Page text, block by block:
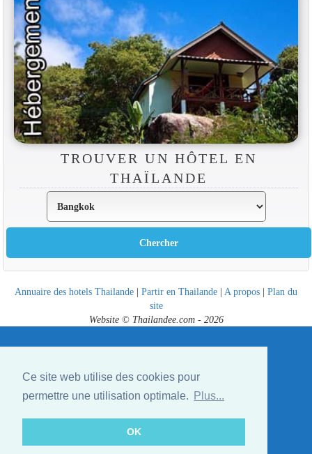
Ce site web utilise des cookies pour
permettre une utilisation optimale.
Plus...
OK
TROUVER UN HÔTEL EN
THAÏLANDE
Annuaire des hotels Thailande | Partir en Thailande | A propos | Plan du
site
Website © Thailandee.com - 2026